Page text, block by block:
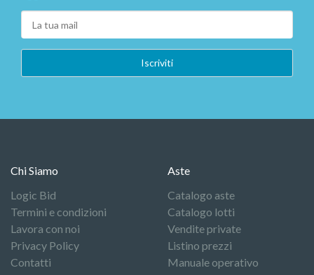
Chi Siamo
Logic Bid
Termini e condizioni
Lavora con noi
Privacy Policy
Contatti
Aste
Catalogo aste
Catalogo lotti
Vendite private
Listino prezzi
Manuale operativo